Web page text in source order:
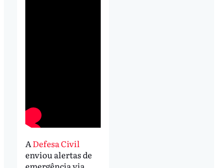
A Defesa Civil
enviou alertas de